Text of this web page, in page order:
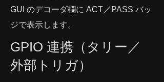
GUI のデコーダ欄に ACT／PASS バッ
ジで表示します。
GPIO 連携（タリー／
外部トリガ）